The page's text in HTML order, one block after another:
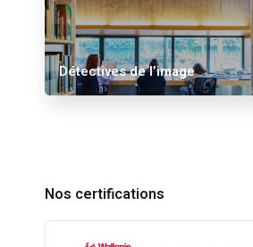
Détectives de l’image
Nos certifications